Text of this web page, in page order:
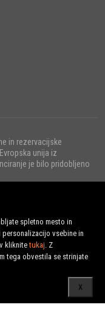
spletno mesto in
vsebine in
kliknitetukaj. Z
tega obvestila se strinjate
X
in rezervacijske
unija iz
je bilo pridobljeno